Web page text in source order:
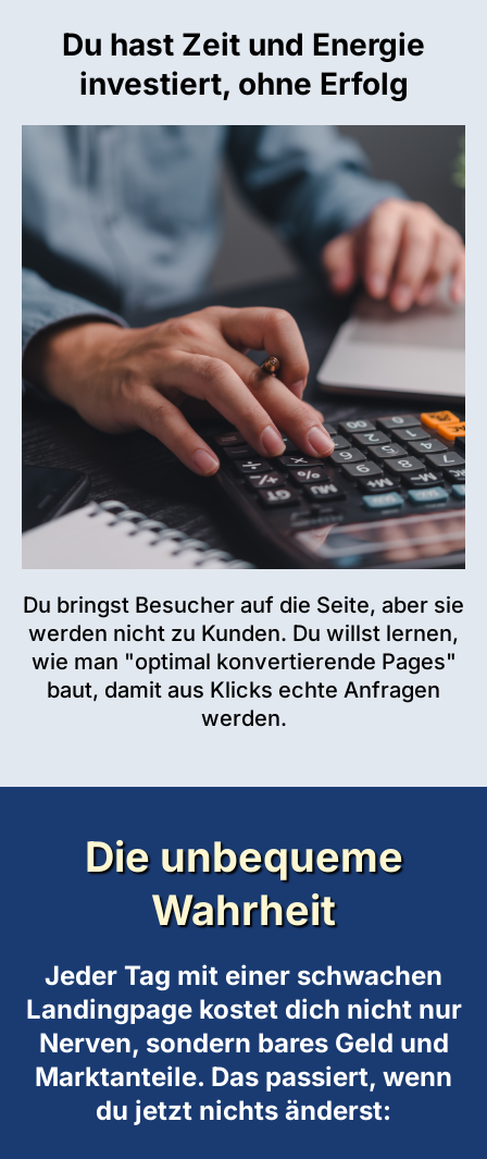
Du hast Zeit und Energie
investiert, ohne Erfolg
Du bringst Besucher auf die Seite, aber sie
werden nicht zu Kunden. Du willst lernen,
wie man "optimal konvertierende Pages"
baut, damit aus Klicks echte Anfragen
werden.
Die unbequeme
Wahrheit
Jeder Tag mit einer schwachen
Landingpage kostet dich nicht nur
Nerven, sondern bares Geld und
Marktanteile. Das passiert, wenn
du jetzt nichts änderst: